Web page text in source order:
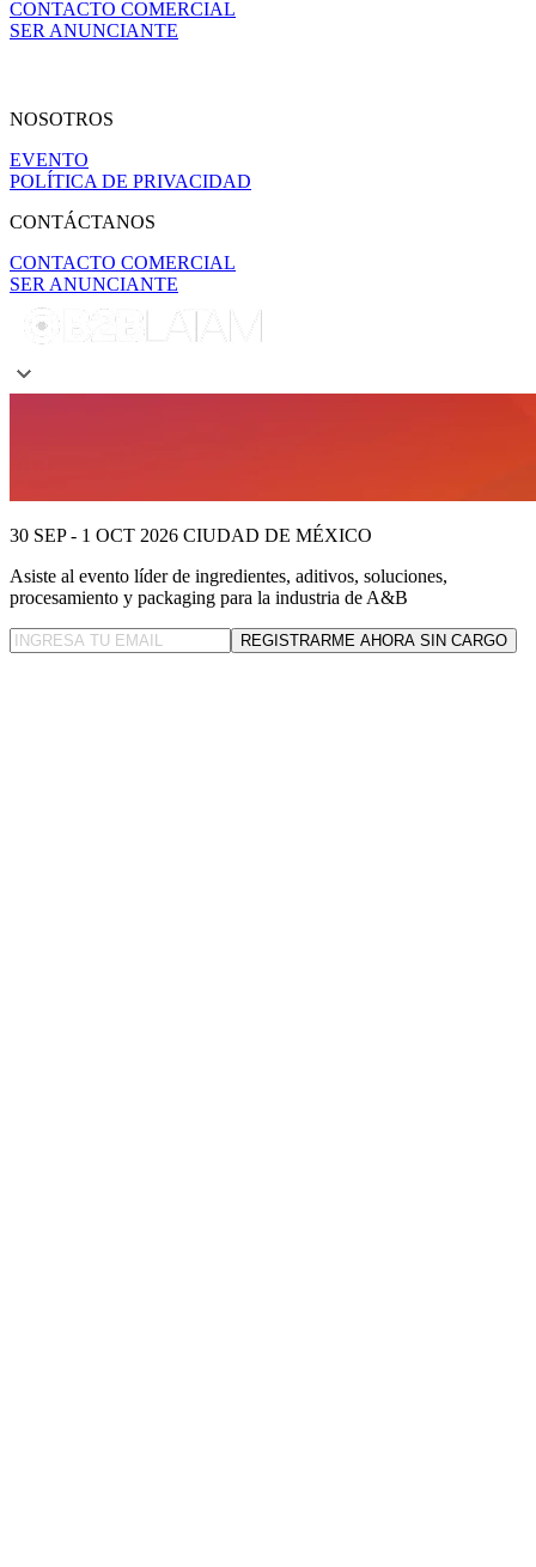
CONTACTO COMERCIAL
SER ANUNCIANTE
NOSOTROS
EVENTO
POLÍTICA DE PRIVACIDAD
CONTÁCTANOS
CONTACTO COMERCIAL
SER ANUNCIANTE
30 SEP - 1 OCT 2026 CIUDAD DE MÉXICO
Asiste al evento líderde ingredientes, aditivos, soluciones,
procesamiento y packaging para la industria de A&B
REGISTRARME AHORA SIN CARGO